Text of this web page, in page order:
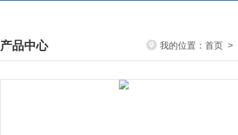
产品中心
/ PRODUCTS CENTER
我的位置： 首页 >